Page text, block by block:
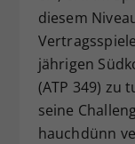
diesem
jährigen
(ATP 349) zu
seine
hauchdünn